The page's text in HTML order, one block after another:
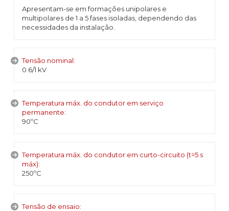
Apresentam-se em formações unipolares e
multipolares de 1 a 5 fases isoladas, dependendo das
necessidades da instalação.
Tensão nominal:
0.6/1 kV
Temperatura máx. do condutor em serviço
permanente:
90ºC
Temperatura máx. do condutor em curto-circuito (t=5 s
máx):
250ºC
Tensão de ensaio: